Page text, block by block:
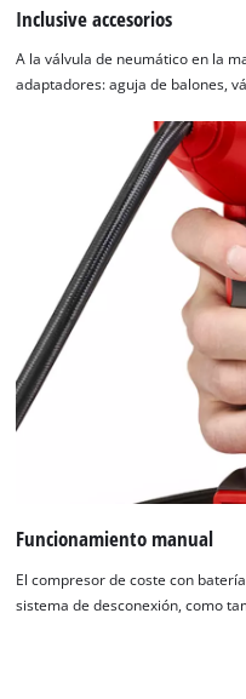
Inclusive accesorios
A la válvula de neumático en la
adaptadores: aguja de balones,
Funcionamiento manual
El compresor de coste con
sistema de desconexión, como